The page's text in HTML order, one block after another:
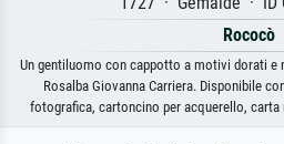
Rococò
Un gentiluomo con cappotto a motivi dorati e
Rosalba Giovanna Carriera. Disponibile
fotografica, cartoncino per acquerello, carta